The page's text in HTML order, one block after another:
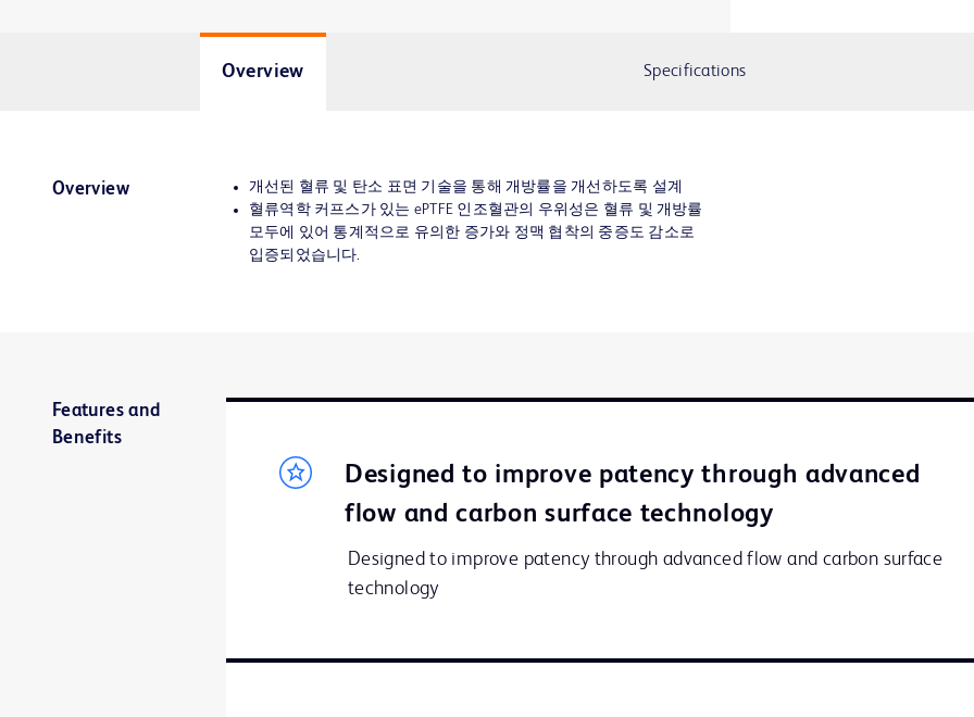
Overview Specifications
Overview
개선된 혈류 및 탄소 표면 기술을 통해 개방률을 개선하도록 설계
혈류역학 커프스가 있는 ePTFE 인조혈관의 우위성은 혈류 및 개방률
모두에 있어 통계적으로 유의한 증가와 정맥 협착의 중증도 감소로
입증되었습니다.
Features and
Benefits
Designed to improve patency through advanced
flow and carbon surface technology
Designed to improve patency through advanced flow and carbon surface
technology